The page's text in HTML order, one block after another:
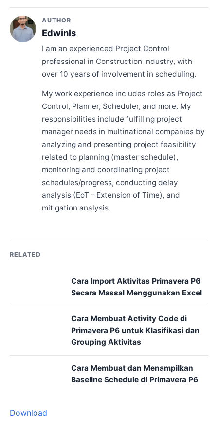
AUTHOR
Edwinls
I am an experienced Project Control
professional in Construction industry, with
over 10 years of involvement in scheduling.
My work experience includes roles as Project
Control, Planner, Scheduler, and more. My
responsibilities include fulfilling project
manager needs in multinational companies by
analyzing and presenting project feasibility
related to planning (master schedule),
monitoring and coordinating project
schedules/progress, conducting delay
analysis (EoT - Extension of Time), and
mitigation analysis.
RELATED
Cara Import Aktivitas Primavera P6
Secara Massal Menggunakan Excel
Cara Membuat Activity Code di
Primavera P6 untuk Klasifikasi dan
Grouping Aktivitas
Cara Membuat dan Menampilkan
Baseline Schedule di Primavera P6
Download